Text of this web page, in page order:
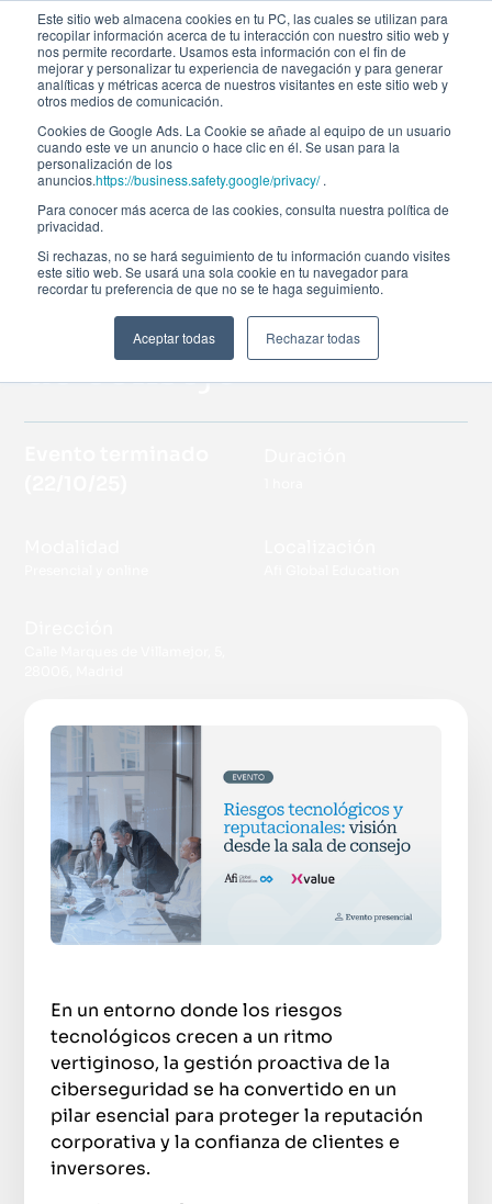
Este sitio web almacena cookies en tu PC, las cuales se utilizan para
recopilar información acerca de tu interacción con nuestro sitio web y
nos permite recordarte. Usamos esta información con el fin de
mejorar y personalizar tu experiencia de navegación y para generar
analíticas y métricas acerca de nuestros visitantes en este sitio web y
otros medios de comunicación.
Cookies de Google Ads. La Cookie se añade al equipo de un usuario
cuando este ve un anuncio o hace clic en él. Se usan para la
personalización de los
anuncios.https://business.safety.google/privacy/.
Para conocer más acerca de las cookies, consulta nuestra política de
privacidad.
Si rechazas, no se hará seguimiento de tu información cuando visites
este sitio web. Se usará una sola cookie en tu navegador para
recordar tu preferencia de que no se te haga seguimiento.
Aceptar todas Rechazar todas
Todos los eventos
Riesgos tecnológicos
y reputacionales:
visión desde la sala
de consejo
En un entorno donde los riesgos
tecnológicos crecen a un ritmo
vertiginoso, la gestión proactiva de la
ciberseguridad se ha convertido en un
pilar esencial para proteger la reputación
corporativa y la confianza de clientes e
inversores.